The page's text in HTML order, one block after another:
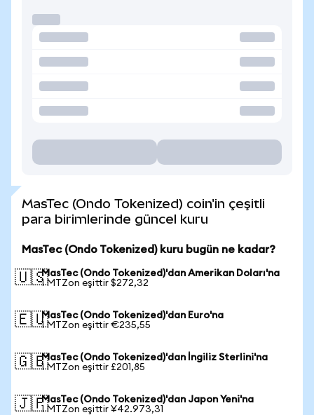
MasTec (Ondo Tokenized) coin'in çeşitli
para birimlerinde güncel kuru
MasTec (Ondo Tokenized) kuru bugün ne kadar?
🇺🇸MasTec (Ondo Tokenized)'dan Amerikan Doları'na
1 MTZon eşittir $272,32
🇪🇺MasTec (Ondo Tokenized)'dan Euro'na
1 MTZon eşittir €235,55
🇬🇧MasTec (Ondo Tokenized)'dan İngiliz Sterlini'na
1 MTZon eşittir £201,85
🇯🇵MasTec (Ondo Tokenized)'dan Japon Yeni'na
1 MTZon eşittir ¥42.973,31